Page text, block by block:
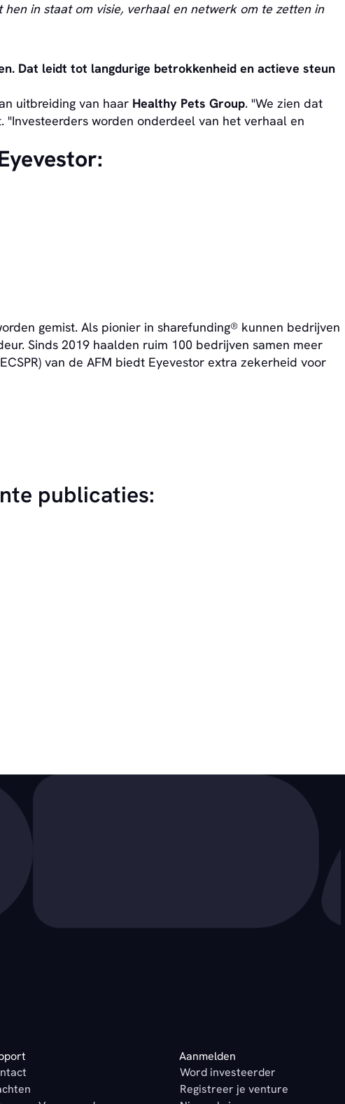
hen in staat om visie, verhaal en netwerk om te zetten in
Dat leidt tot langdurige betrokkenheid en actieve steun
uitbreiding van haar Healthy Pets Group. "We zien dat
worden onderdeel van het verhaal en
gemist. Als pionier in sharefunding® kunnen bedrijven
Sinds 2019 haalden ruim 100 bedrijven samen meer
van de AFM biedt Eyevestor extra zekerheid voor
publicaties:
Aanmelden
Word investeerder
Registreer je venture